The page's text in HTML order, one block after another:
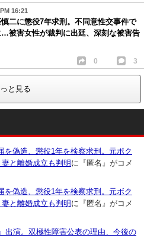
16:21
二に懲役7年求刑。不同意性交事件で
被害女性が裁判に出廷、深刻な被害告
0 3
と見る
を偽造、懲役1年を検察求刑。元ボク
と離婚成立も判明に『匿名』がコメ
を偽造、懲役1年を検察求刑。元ボク
と離婚成立も判明に『匿名』がコメ
出演。双極性障害公表の理由、今後の